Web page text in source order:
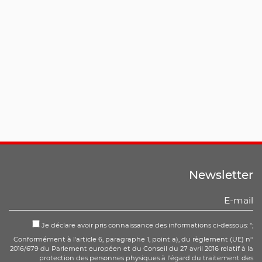
Newsletter
Je déclare avoir pris connaissance des informations ci-dessous: ";
Conformément à l'article 6, paragraphe 1, point a), du règlement (UE) n°
2016/679 du Parlement européen et du Conseil du 27 avril 2016 relatif à la
protection des personnes physiques à l'égard du traitement des